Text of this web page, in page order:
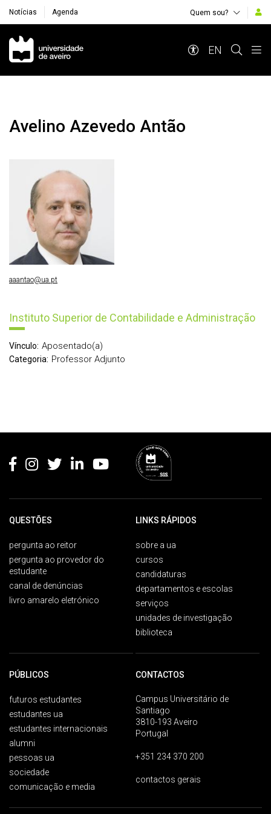
Notícias Agenda Quem sou?
Navegação Principal
EN
Avelino Azevedo Antão
Instituto Superior de Contabilidade e Administração
Vínculo: Aposentado(a)
Categoria: Professor Adjunto
aaantao@ua.pt
QUESTÕES
pergunta ao reitor
pergunta ao provedor do
estudante
canal de denúncias
livro amarelo eletrónico
LINKS RÁPIDOS
sobre a ua
cursos
candidaturas
departamentos e escolas
serviços
unidades de investigação
biblioteca
PÚBLICOS
futuros estudantes
estudantes ua
estudantes internacionais
alumni
pessoas ua
sociedade
comunicação e media
CONTACTOS
Campus Universitário de
Santiago
3810-193 Aveiro
Portugal
+351 234 370 200
contactos gerais